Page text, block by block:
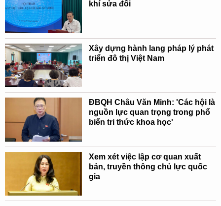
khí sửa đổi
Xây dựng hành lang pháp lý phát
triển đô thị Việt Nam
ĐBQH Châu Văn Minh: 'Các hội là
nguồn lực quan trọng trong phổ
biến tri thức khoa học'
Xem xét việc lập cơ quan xuất
bản, truyền thông chủ lực quốc
gia